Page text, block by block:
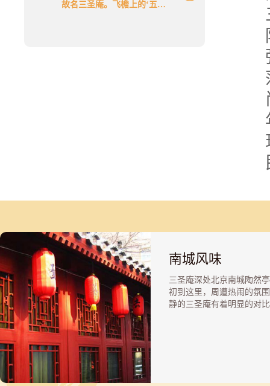
故名三圣庵。飞檐上的‘五脊
南城风味
三圣庵深处北京南城陶然
初到这里，周遭热闹的氛
静的三圣庵有着明显的对